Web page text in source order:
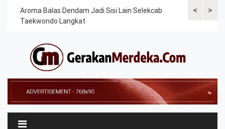
<
Aroma Balas Dendam Jadi Sisi Lain Selekcab
Taekwondo Langkat
>